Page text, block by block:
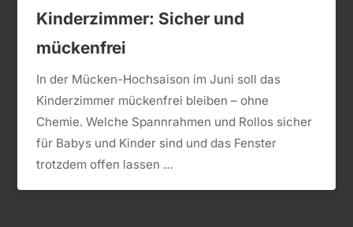
Kinderzimmer: Sicher und
mückenfrei
In der Mücken-Hochsaison im Juni soll das
Kinderzimmer mückenfrei bleiben – ohne
Chemie. Welche Spannrahmen und Rollos sicher
für Babys und Kinder sind und das Fenster
trotzdem offen lassen …